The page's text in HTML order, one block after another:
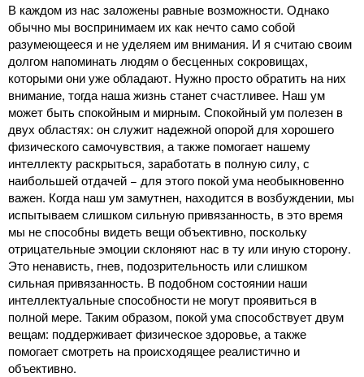
В каждом из нас заложены равные возможности. Однако
обычно мы воспринимаем их как нечто само собой
разумеющееся и не уделяем им внимания. И я считаю своим
долгом напоминать людям о бесценных сокровищах,
которыми они уже обладают. Нужно просто обратить на них
внимание, тогда наша жизнь станет счастливее. Наш ум
может быть спокойным и мирным. Спокойный ум полезен в
двух областях: он служит надежной опорой для хорошего
физического самочувствия, а также помогает нашему
интеллекту раскрыться, заработать в полную силу, с
наибольшей отдачей − для этого покой ума необыкновенно
важен. Когда наш ум замутнен, находится в возбуждении, мы
испытываем слишком сильную привязанность, в это время
мы не способны видеть вещи объективно, поскольку
отрицательные эмоции склоняют нас в ту или иную сторону.
Это ненависть, гнев, подозрительность или слишком
сильная привязанность. В подобном состоянии наши
интеллектуальные способности не могут проявиться в
полной мере. Таким образом, покой ума способствует двум
вещам: поддерживает физическое здоровье, а также
помогает смотреть на происходящее реалистично и
объективно.